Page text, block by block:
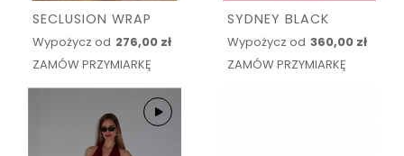
SECLUSION WRAP
Wypożycz od 276,00 zł
ZAMÓW PRZYMIARKĘ
SYDNEY BLACK
Wypożycz od 360,00 zł
ZAMÓW PRZYMIARKĘ